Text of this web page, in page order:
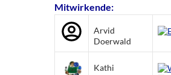
Mitwirkende:
Arvid
Doerwald
Kathi